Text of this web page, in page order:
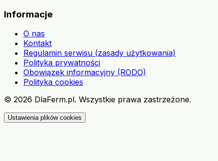
Informacje
O nas
Kontakt
Regulamin serwisu (zasady użytkowania)
Polityka prywatności
Obowiązek informacyjny (RODO)
Polityka cookies
© 2026 DlaFerm.pl. Wszystkie prawa zastrzeżone.
Ustawienia plików cookies